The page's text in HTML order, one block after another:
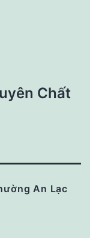
Chất
An Lạc